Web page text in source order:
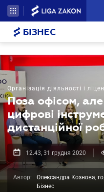
БІЗНЕС
Організація діяльності і
Поза офісом,
цифрові
дистанційної
12.43, 31 грудня 2020
Автор:
Олександра Кознова,
Бізнес